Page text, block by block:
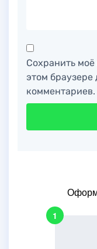
Сохранить
этом
комментариев.